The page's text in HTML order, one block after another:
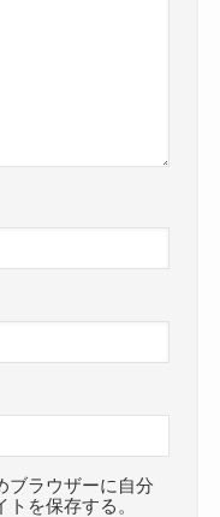
ブラウザーに自分
を保存する。